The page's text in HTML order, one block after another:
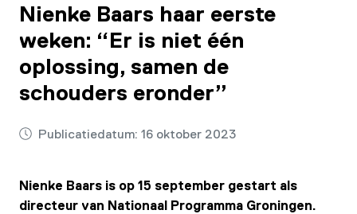
Nienke Baars haar eerste
weken: “Er is niet één
oplossing, samen de
schouders eronder”
Publicatiedatum: 16 oktober 2023
Nienke Baars is op 15 september gestart als
directeur van Nationaal Programma Groningen.